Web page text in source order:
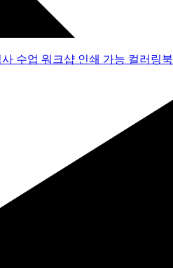
수업 워크샵 인쇄 가능 컬러링북